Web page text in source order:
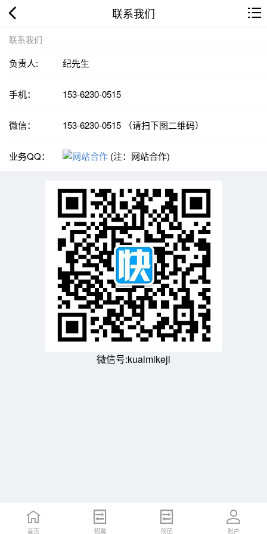
联系我们
联系我们
负责人: 纪先生
手机： 153-6230-0515
微信： 153-6230-0515 （请扫下图二维码）
业务QQ： (注：网站合作)
微信号:kuaimikeji
首页 招聘 简历 账户